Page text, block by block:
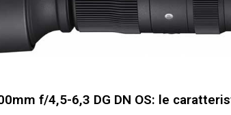
f/4,5-6,3 DG DN OS: le